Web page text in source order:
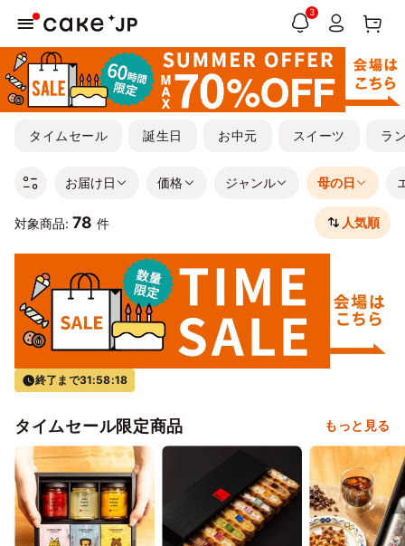
3
タイムセール 誕生日 お中元 スイーツ ラ
お届け日 価格 ジャンル 母の日
対象商品: 78 件 人気順
終了まで31:58:17
タイムセール限定商品 もっと見る